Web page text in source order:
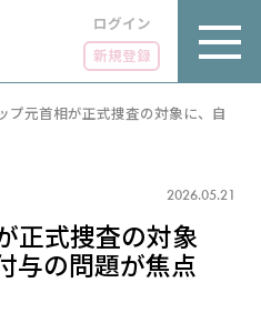
ログイン
新規登録
プ元首相が正式捜査の対象に、自
2026.05.21
正式捜査の対象
与の問題が焦点